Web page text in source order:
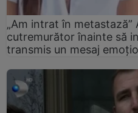
„Am intrat în metastază”
cutremurător înainte să
transmis un mesaj